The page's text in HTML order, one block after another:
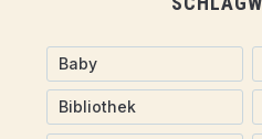
Baby
Bibliothek